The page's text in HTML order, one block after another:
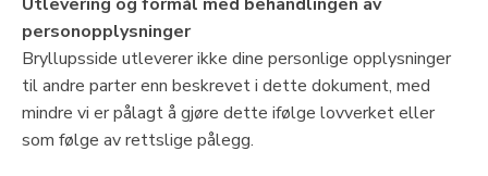
personopplysninger
Bryllupsside utleverer ikke dine personlige opplysninger
til andre parter enn beskrevet i dette dokument, med
mindre vi er pålagt å gjøre dette ifølge lovverket eller
som følge av rettslige pålegg.